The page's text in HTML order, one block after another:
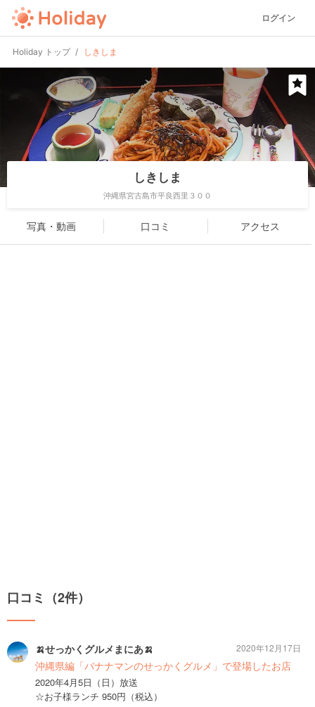
ログイン
Holiday トップ しきしま
しきしま
沖縄県宮古島市平良西里３００
写真・動画 口コミ アクセス
口コミ（2件）
🍌せっかくグルメまにあ🍌
沖縄県編「バナナマンのせっかくグルメ」で登場したお店
2020年4月5日（日）放送
☆お子様ランチ 950円（税込）
2020年12月17日